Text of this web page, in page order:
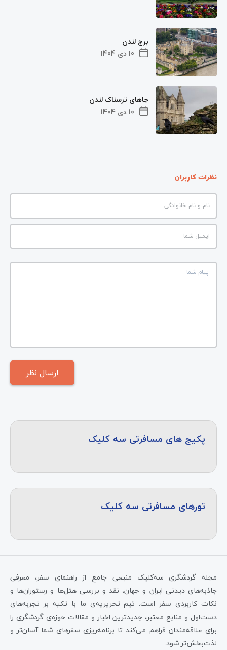
10 دی 1404
برج لندن
10 دی 1404
جاهای ترسناک لندن
نظرات کاربران
پکیج های مسافرتی سه کلیک
تورهای مسافرتی سه کلیک
مجله گردشگری سه‌کلیک منبعی جامع از راهنمای سفر، معرفی
جاذبه‌های دیدنی ایران و جهان، نقد و بررسی هتل‌ها و رستوران‌ها و
نکات کاربردی سفر است. تیم تحریریه‌ی ما با تکیه بر تجربه‌های
دست‌اول و منابع معتبر، جدیدترین اخبار و مقالات حوزه‌ی گردشگری را
برای علاقه‌مندان فراهم می‌کند تا برنامه‌ریزی سفرهای شما آسان‌تر و
لذت‌بخش‌تر شود.